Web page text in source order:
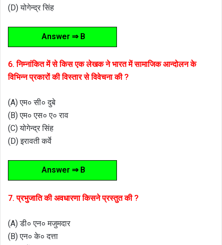
(D) योगेन्द्र सिंह
Answer ⇒ B
6. निम्नांकित में से किस एक लेखक ने भारत में सामाजिक आन्दोलन के
विभिन्न प्रकारों की विस्तार से विवेचना की ?
(A) एम० सी० दुबे
(B) एम० एस० ए० राव
(C) योगेन्द्र सिंह
(D) इरावती कर्वे
Answer ⇒ B
7. प्रभुजाति की अवधारणा किसने प्रस्तुत की ?
(A) डी० एन० मजुमदार
(B) एन० के० दत्ता